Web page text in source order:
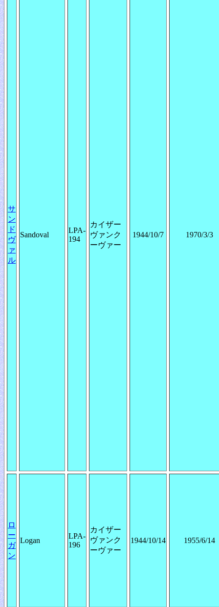
サ
ン
ド
ヴ
ァ
ル
Sandoval
LPA-
194
カイザー
ヴァンク
ーヴァー
1944/10/7 1970/3/3
ロ
ー
ガ
ン
Logan
LPA-
196
カイザー
ヴァンク
ーヴァー
1944/10/14 1955/6/14